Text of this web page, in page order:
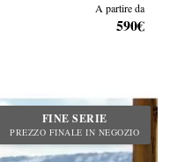
A partire da
590€
FINE SERIE
PREZZO FINALE IN NEGOZIO